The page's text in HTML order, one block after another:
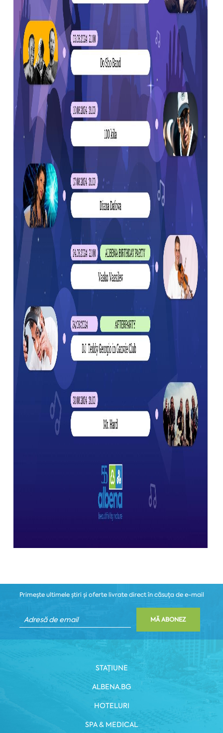
Primește ultimele știri și oferte livrate direct în căsuța de e-mail
MĂ ABONEZ
STAȚIUNE
ALBENA.BG
HOTELURI
SPA & MEDICAL